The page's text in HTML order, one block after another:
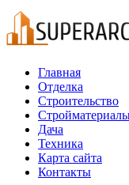
Главная
Отделка
Строительство
Дача
Техника
Карта сайта
Контакты